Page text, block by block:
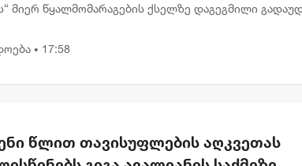
მიერ წყალმომარაგების ქსელზე დაგეგმილი
ნ...
• 17:58
წლით თავისუფლების აღკვეთას